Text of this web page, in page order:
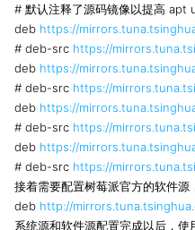
# 默认注释了源码镜像以提高 apt
deb https://
# deb-src https://
deb https://
# deb-src https://
deb https://
# deb-src https://
deb https://
# deb-src https://
接着需要配置树莓派官方的软件
deb http://
系统源和软件源配置完成以后，使